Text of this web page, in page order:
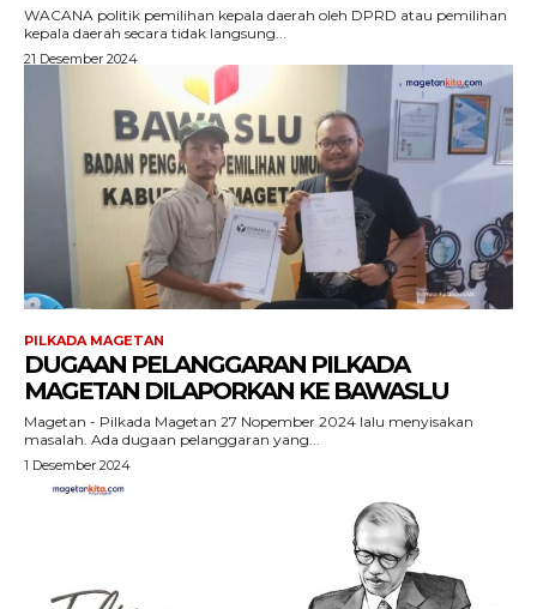
WACANA politik pemilihan kepala daerah oleh DPRD atau pemilihan
kepala daerah secara tidak langsung...
21 Desember 2024
PILKADA MAGETAN
DUGAAN PELANGGARAN PILKADA
MAGETAN DILAPORKAN KE BAWASLU
Magetan - Pilkada Magetan 27 Nopember 2024 lalu menyisakan
masalah. Ada dugaan pelanggaran yang...
1 Desember 2024